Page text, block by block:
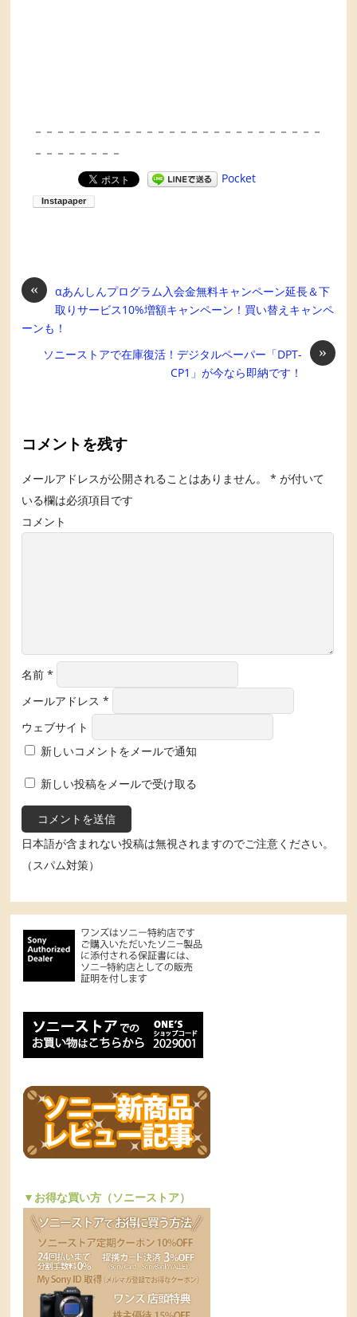
－－－－－－－－－－－－－－－－－－－－－－－－－－
－－－－－－－－
Pocket
«
αあんしんプログラム入会金無料キャンペーン延長＆下
取りサービス10%増額キャンペーン！買い替えキャンペ
ーンも！
»
ソニーストアで在庫復活！デジタルペーパー「DPT-
CP1」が今なら即納です！
コメントを残す
メールアドレスが公開されることはありません。 * が付いて
いる欄は必須項目です
コメント
名前*
メールアドレス*
ウェブサイト
新しいコメントをメールで通知
新しい投稿をメールで受け取る
日本語が含まれない投稿は無視されますのでご注意ください。
（スパム対策）
▼お得な買い方（ソニーストア）